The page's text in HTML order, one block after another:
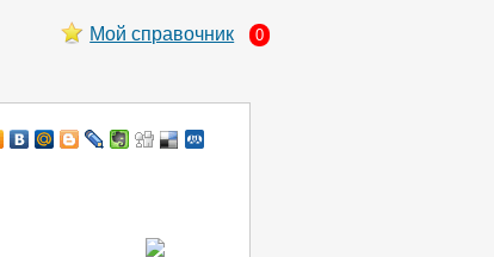
Мой справочник 0